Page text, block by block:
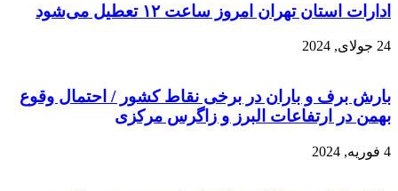
ادارات استان تهران امروز ساعت ۱۲ تعطیل می‌شود
24 جولای, 2024
بارش برف و باران در برخی نقاط کشور / احتمال وقوع
بهمن در ارتفاعات البرز و زاگرس مرکزی
4 فوریه, 2024